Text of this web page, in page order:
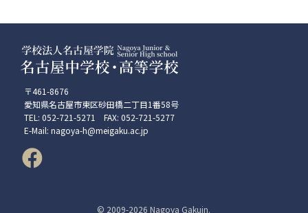
〒461-8676
愛知県名古屋市東区砂田橋二丁目1番58号
TEL: 052-721-5271 FAX: 052-721-5277
E-Mail: nagoya-h@meigaku.ac.jp
© 2009-2026 Nagoya Gakuin.